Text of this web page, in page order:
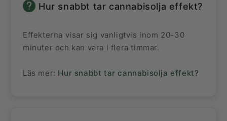
Hur snabbt tar cannabisolja effekt?
Effekterna visar sig vanligtvis inom 20-30
minuter och kan vara i flera timmar.
Läs mer: Hur snabbt tar cannabisolja effekt?